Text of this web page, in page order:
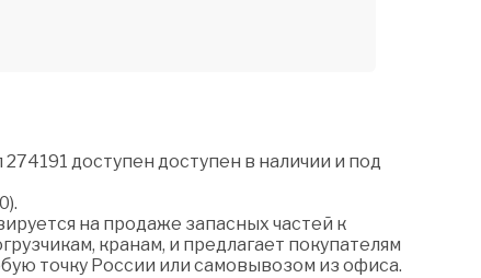
доступен доступен в наличии и под
на продаже запасных частей к
кранам, и предлагает покупателям
точку России или самовывозом из офиса.